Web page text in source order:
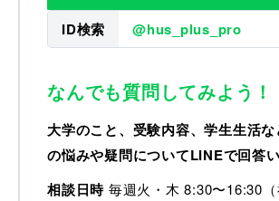
ID検索 @hus_plus_pro
なんでも質問してみよう！
大学のこと、受験内容、学生生活
の悩みや疑問についてLINEで回答い
相談日時 毎週火・木 8:30〜16:30（